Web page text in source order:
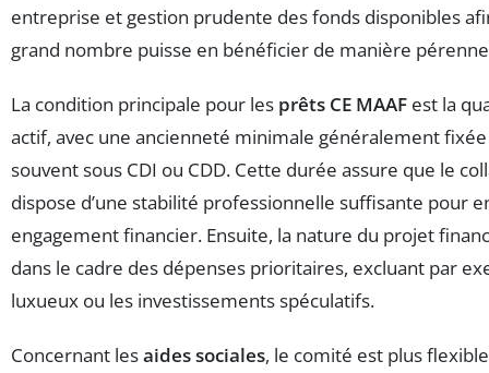
entreprise et gestion prudente des fonds disponibles
grand nombre puisse en bénéficier de manière
La condition principale pour les prêts CE MAAF est la
actif, avec une ancienneté minimale généralement
souvent sous CDI ou CDD. Cette durée assure que le
dispose d’une stabilité professionnelle suffisante pour
engagement financier. Ensuite, la nature du projet
dans le cadre des dépenses prioritaires, excluant par
luxueux ou les investissements spéculatifs.
Concernant lesaides sociales, le comité est plus